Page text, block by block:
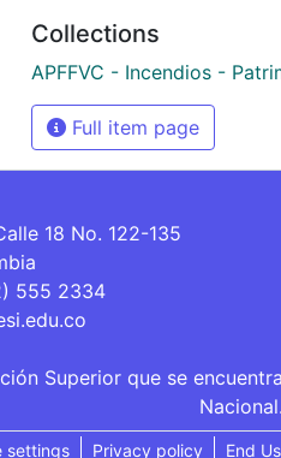
Collections
APFFVC - Incendios -
Full item page
18 No. 122-135
555 2334
Superior que se
Nacional.
settings Privacy policy End